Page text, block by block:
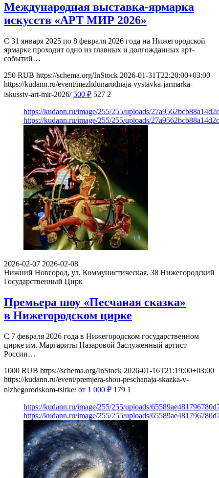
Международная выставка-ярмарка
искусств «АРТ МИР 2026»
С 31 января 2025 по 8 февраля 2026 года на Нижегородской
ярмарке проходит одно из главных и долгожданных арт-
событий…
250 RUB https://schema.org/InStock 2026-01-31T22:20:00+03:00
https://kudann.ru/event/mezhdunarodnaja-vystavka-jarmarka-
iskusstv-art-mir-2026/ 500 ₽ 527 2
https://kudann.ru/image/255/255/uploads/
https://kudann.ru/image/255/255/uploads/
2026-02-07 2026-02-08
Нижний Новгород, ул. Коммунистическая, 38 Нижегородский
Государственный Цирк
Премьера шоу «Песчаная сказка»
в Нижегородском цирке
С 7 февраля 2026 года в Нижегородском государственном
цирке им. Маргариты Назаровой Заслуженный артист
России…
1000 RUB https://schema.org/InStock 2026-01-16T21:19:00+03:00
https://kudann.ru/event/premjera-shou-peschanaja-skazka-v-
nizhegorodskom-tsirke/ от 1 000 ₽ 179 1
https://kudann.ru/image/255/255/uploads/
https://kudann.ru/image/255/255/uploads/